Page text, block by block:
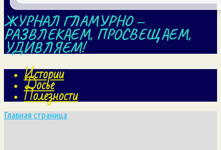
ЖУРНАЛ ГЛАМУРНО —
РАЗВЛЕКАЕМ, ПРОСВЕЩАЕМ,
УДИВЛЯЕМ!
Истории
Досье
Полезности
Главная страница